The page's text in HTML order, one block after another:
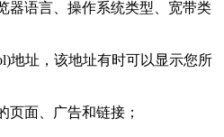
语言、操作系统类型、宽带类
地址，该地址有时可以显示您所
面、广告和链接；